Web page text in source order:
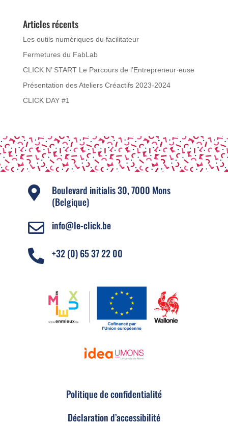
Articles récents
Les outils numériques du facilitateur
Fermetures du FabLab
CLICK N’ START Le Parcours de l’Entrepreneur·euse
Présentation des Ateliers Créactifs 2023-2024
CLICK DAY #1

Boulevard initialis 30, 7000 Mons
(Belgique)
 info@le-click.be
 +32 (0) 65 37 22 00
Politique de confidentialité
Déclaration d’accessibilité